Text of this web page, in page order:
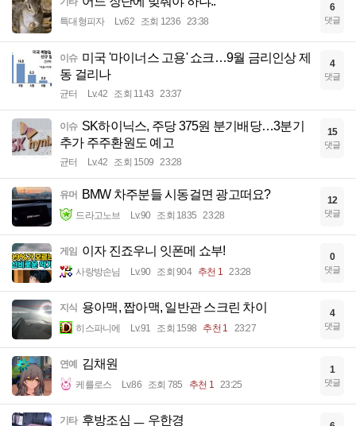
특대형피자 Lv.62 조회 1236 23:38
6
댓글
이슈 미국 '마이너스 고용' 쇼크…9월 금리인상 제
동 걸리나
균터 Lv.42 조회 1143 23:37
4
댓글
이슈 SK하이닉스, 주당 375원 분기배당…3분기
추가 주주환원도 예고
균터 Lv.42 조회 1509 23:28
15
댓글
유머 BMW 차주분들 시동걸면 광고떠요?
드라고노브 Lv.90 조회 1835 23:28
12
댓글
게임 이자 진죠우니 잇폰메 쇼부!
사랑방손님 Lv.90 조회 904 추천 1 23:28
0
댓글
지식 용아맥, 짭아맥, 일반관 스크린 차이
히스파니에 Lv.91 조회 1598 추천 1 23:27
4
댓글
연예 김채원
케를로스 Lv.86 조회 785 추천 1 23:25
1
댓글
기타 후방조심 ㅡ 우한경